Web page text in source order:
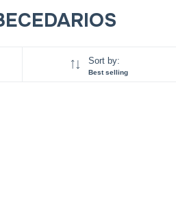
Sort by:
Best selling